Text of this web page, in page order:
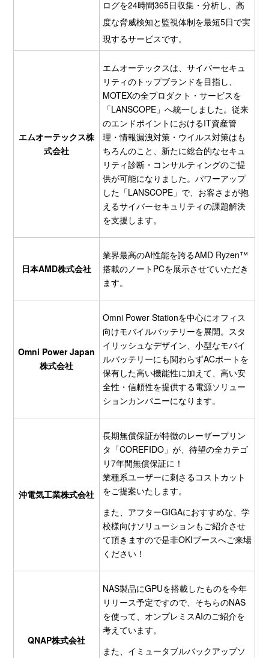
ログを24時間365日収集・分析し、高
度な脅威検知と監視体制を最短5日で実
現するサービスです。
エムオーテックス株
式会社
エムオーテックスは、サイバーセキュ
リティのトップブランドを目指し、
MOTEXの全プロダクト・サービスを
「LANSCOPE」へ統一しました。従来
のエンドポイントにおけるIT資産管
理・情報漏洩対策・ウイルス対策はも
ちろんのこと、新たに総合的なセキュ
リティ診断・コンサルティングのご提
供が可能になりました。パワーアップ
した「LANSCOPE」で、お客さまが抱
えるサイバーセキュリティの課題解決
を支援します。
日本AMD株式会社
業界最高のAI性能を誇るAMD Ryzen™
搭載のノートPCを展示させていただき
ます。
Omni Power Japan
株式会社
Omni Power Stationを中心にオフィス
向けモバイルバッテリーを展開。スタ
イリッシュなデザイン、小型なモバイ
ルバッテリーにも関わらずACポートを
保有した高い機能性に加えて、高い安
全性・信頼性を提供する電源ソリュー
ションカンパニーになります。
沖電気工業株式会社
長期無償保証が特徴のレーザープリン
タ「COREFIDO」が、待望の全カテゴ
リ7年間無償保証に！
業種系ユーザーに刺さるコストカット
をご提案いたします。
また、アフターGIGAにおすすめな、学
校様向けソリューションもご紹介させ
て頂きますので是非OKIブースへご来場
ください！
QNAP株式会社
NAS製品にGPUを搭載したものを今年
リリース予定ですので、そちらのNAS
を使って、オンプレミスAIのご紹介を
考えています。
また、イミュータブルバックアップソ